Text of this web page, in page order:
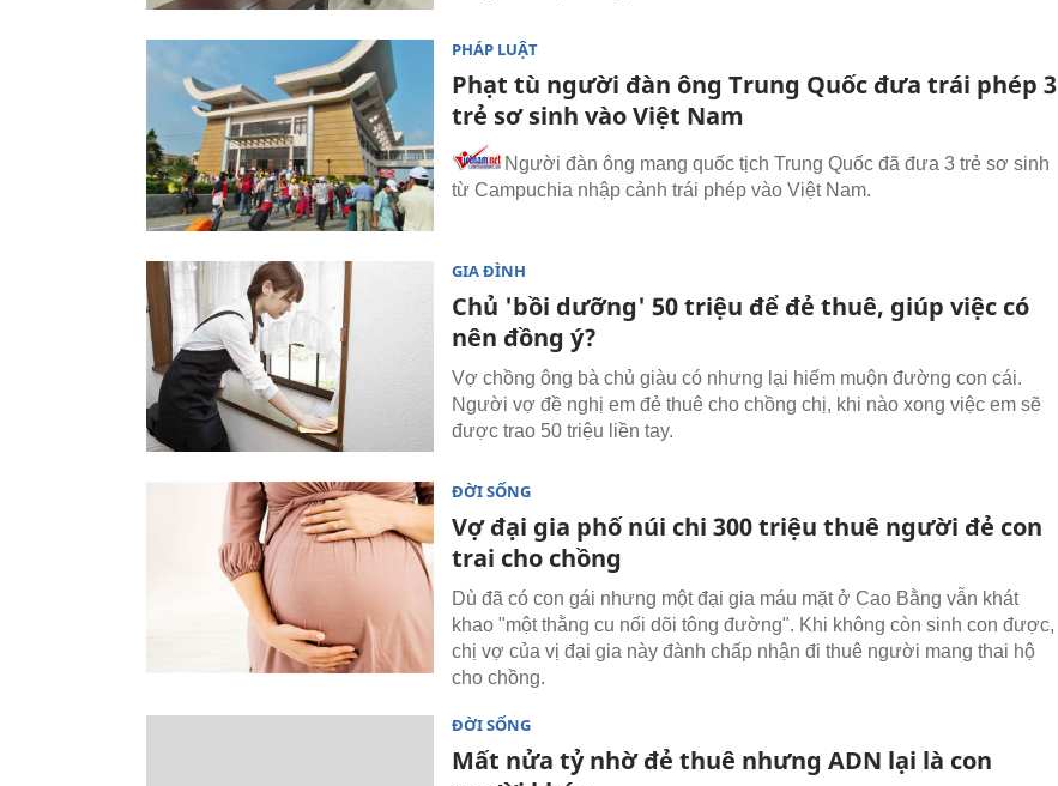
PHÁP LUẬT
Phạt tù người đàn ông Trung Quốc đưa trái phép 3
trẻ sơ sinh vào Việt Nam
Người đàn ông mang quốc tịch Trung Quốc đã đưa 3 trẻ sơ sinh
từ Campuchia nhập cảnh trái phép vào Việt Nam.
GIA ĐÌNH
Chủ 'bồi dưỡng' 50 triệu để đẻ thuê, giúp việc có
nên đồng ý?
Vợ chồng ông bà chủ giàu có nhưng lại hiếm muộn đường con cái.
Người vợ đề nghị em đẻ thuê cho chồng chị, khi nào xong việc em sẽ
được trao 50 triệu liền tay.
ĐỜI SỐNG
Vợ đại gia phố núi chi 300 triệu thuê người đẻ con
trai cho chồng
Dù đã có con gái nhưng một đại gia máu mặt ở Cao Bằng vẫn khát
khao "một thằng cu nối dõi tông đường". Khi không còn sinh con được,
chị vợ của vị đại gia này đành chấp nhận đi thuê người mang thai hộ
cho chồng.
ĐỜI SỐNG
Mất nửa tỷ nhờ đẻ thuê nhưng ADN lại là con